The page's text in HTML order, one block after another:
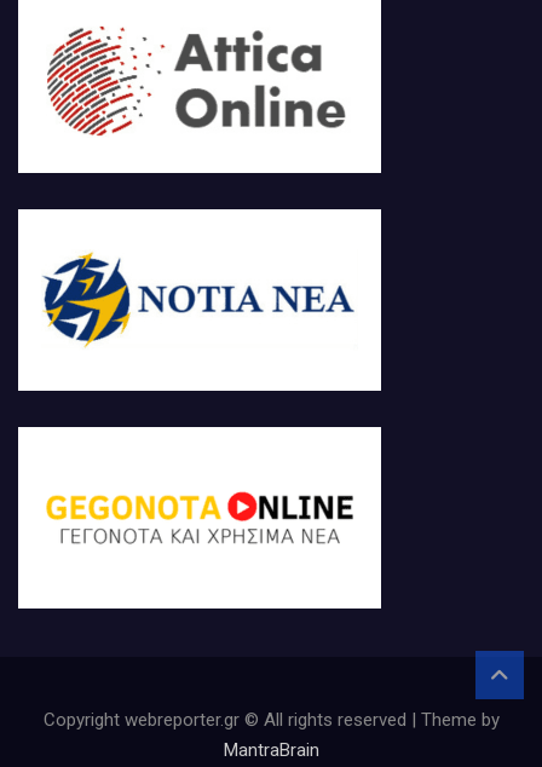
Copyright webreporter.gr © All rights reserved | Theme by
MantraBrain